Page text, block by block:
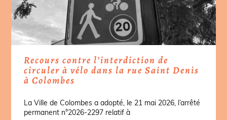
Recours contre l’interdiction de
circuler à vélo dans la rue Saint Denis
à Colombes
La Ville de Colombes a adopté, le 21 mai 2026, l’arrêté
permanent n°2026-2297 relatif à